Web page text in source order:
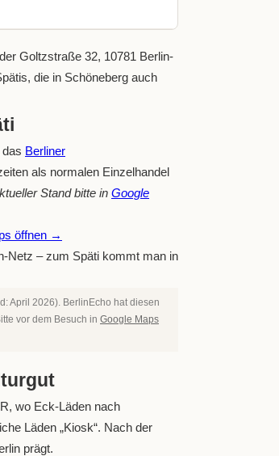
Goltzstraße 32, 10781 Berlin-
die in Schöneberg auch
Berliner
als normalen Einzelhandel
Stand bitte in Google
öffnen →
Netz – zum Späti kommt man in
April 2026). BerlinEcho hat diesen
vor dem Besuch in Google Maps
wo Eck-Läden nach
Läden „Kiosk“. Nach der
prägt.